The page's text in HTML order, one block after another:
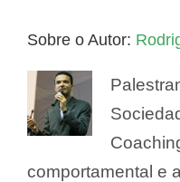
Sobre o Autor:
comportamental e